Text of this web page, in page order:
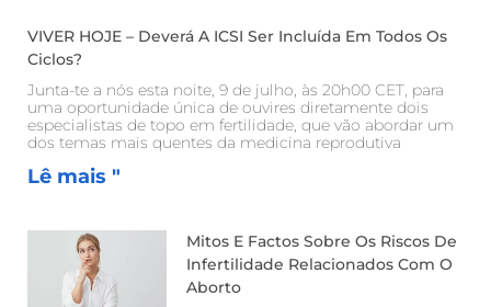
VIVER HOJE – Deverá A ICSI Ser Incluída Em Todos Os
Ciclos?
Junta-te a nós esta noite, 9 de julho, às 20h00 CET, para
uma oportunidade única de ouvires diretamente dois
especialistas de topo em fertilidade, que vão abordar um
dos temas mais quentes da medicina reprodutiva
Lê mais "
Mitos E Factos Sobre Os Riscos De
Infertilidade Relacionados Com O
Aborto